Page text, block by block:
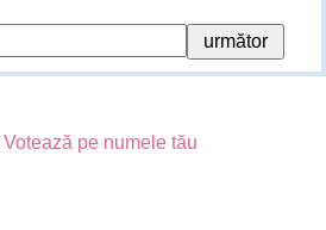
Votează pe numele tău